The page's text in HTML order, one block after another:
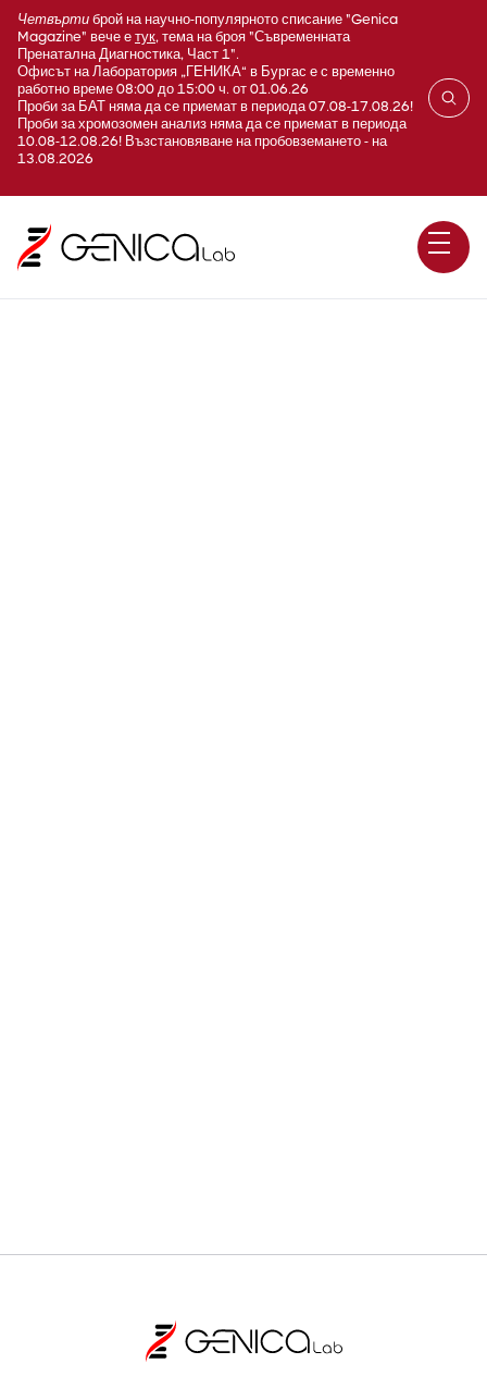
Четвърти брой на научно-популярното списание "Genica
Magazine" вече е тук, тема на броя "Съвременната
Пренатална Диагностика, Част 1".
Офисът на Лаборатория „ГЕНИКА“ в Бургас е с временно
работно време 08:00 до 15:00 ч. от 01.06.26
Проби за БАТ няма да се приемат в периода 07.08-17.08.26!
Проби за хромозомен анализ няма да се приемат в периода
10.08-12.08.26! Възстановяване на пробовземането - на
13.08.2026